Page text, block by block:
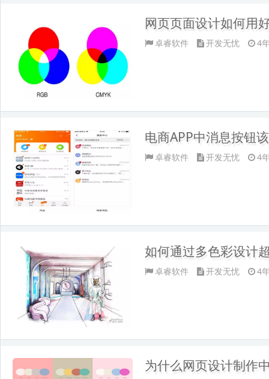
网页页面设计如何用
卓睿软件 开发无忧 4
电商APP中消息按钮
卓睿软件 开发无忧 4
如何通过多色彩设计
卓睿软件 开发无忧 4
为什么网页设计制作